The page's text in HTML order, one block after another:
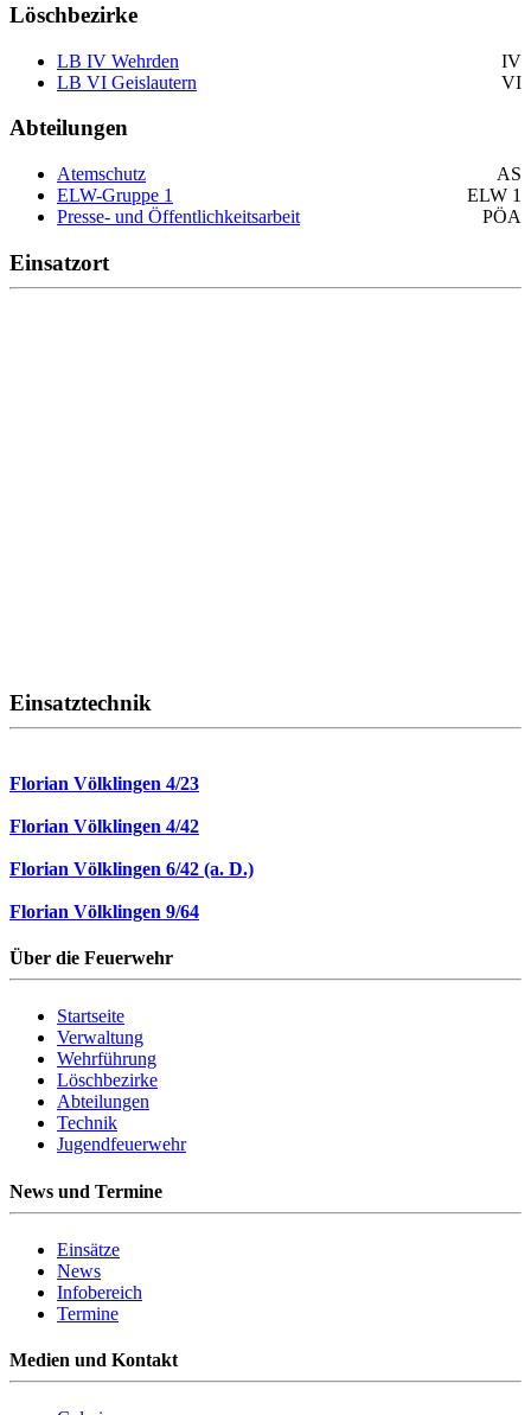
Löschbezirke
LB IV Wehrden
IV
LB VI Geislautern
VI
Abteilungen
Atemschutz
AS
ELW-Gruppe 1
ELW 1
Presse- und Öffentlichkeitsarbeit
PÖA
Einsatzort
Einsatztechnik
Florian Völklingen 4/23
Florian Völklingen 4/42
Florian Völklingen 6/42 (a. D.)
Florian Völklingen 9/64
Über die Feuerwehr
Startseite
Verwaltung
Wehrführung
Löschbezirke
Abteilungen
Technik
Jugendfeuerwehr
News und Termine
Einsätze
News
Infobereich
Termine
Medien und Kontakt